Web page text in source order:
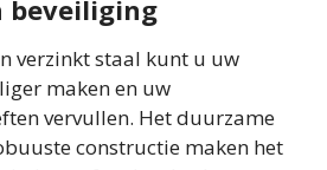
beveiliging
verzinkt staal kunt u uw
maken en uw
vervullen. Het duurzame
constructie maken het